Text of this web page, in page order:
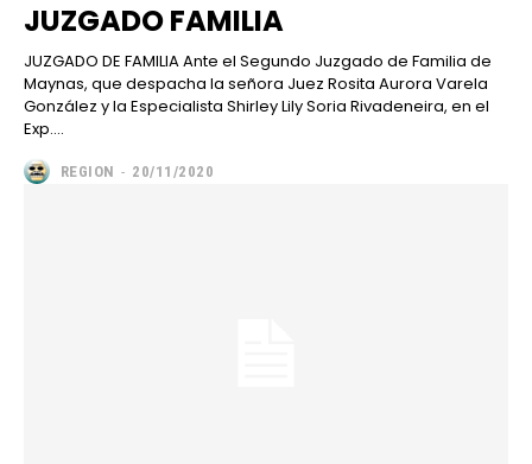
JUZGADO FAMILIA
JUZGADO DE FAMILIA Ante el Segundo Juzgado de Familia de
Maynas, que despacha la señora Juez Rosita Aurora Varela
González y la Especialista Shirley Lily Soria Rivadeneira, en el
Exp....
REGION - 20/11/2020